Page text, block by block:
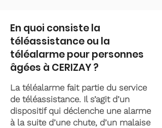
En quoi consiste la
téléassistance ou la
téléalarme pour personnes
âgées à CERIZAY ?
La téléalarme fait partie du service
de téléassistance. Il s’agit d’un
dispositif qui déclenche une alarme
à la suite d’une chute, d’un malaise